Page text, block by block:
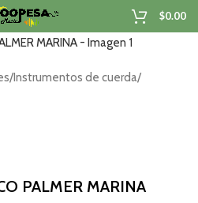
$0.00
/Instrumentos de cuerda/
PALMER MARINA